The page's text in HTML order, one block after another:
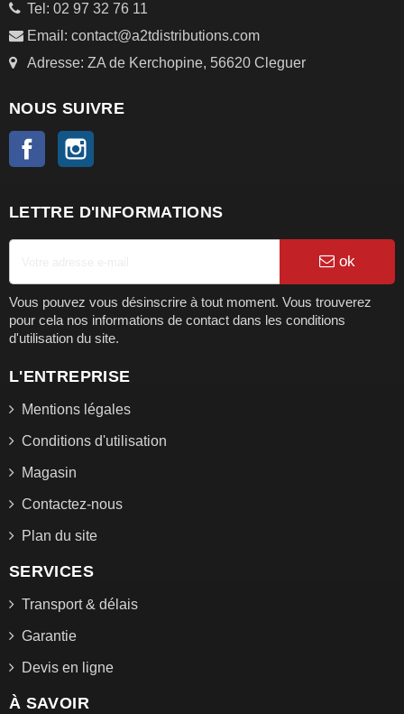
Tel: 02 97 32 76 11
Email: contact@a2tdistributions.com
Adresse: ZA de Kerchopine, 56620 Cleguer
NOUS SUIVRE
Facebook
LETTRE D'INFORMATIONS
ok
Vous pouvez vous désinscrire à tout moment. Vous trouverez
pour cela nos informations de contact dans les conditions
d'utilisation du site.
L'ENTREPRISE
Mentions légales
Conditions d'utilisation
Magasin
Contactez-nous
Plan du site
SERVICES
Transport & délais
Garantie
Devis en ligne
À SAVOIR